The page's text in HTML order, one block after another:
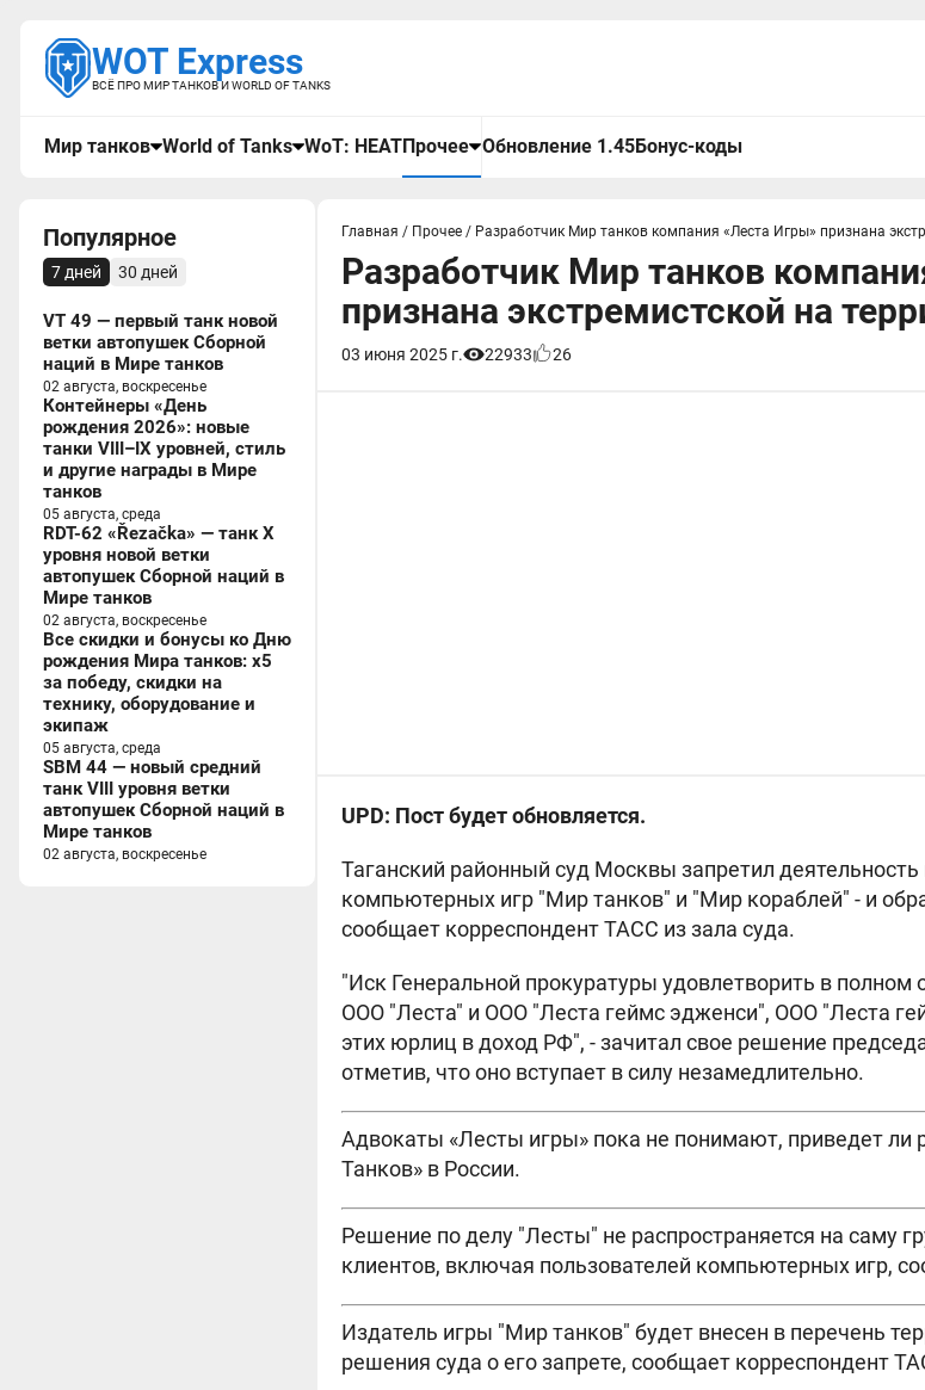
WOT Express
ВСЁ ПРО МИР ТАНКОВ И WORLD OF TANKS
Мир танков World of Tanks WoT: HEATПрочее Обновление 1.45Бонус-коды
Популярное
7 дней 30 дней
VT 49 — первый танк новой
ветки автопушек Сборной
наций в Мире танков
02 августа, воскресенье
Контейнеры «День
рождения 2026»: новые
танки VIII–IX уровней, стиль
и другие награды в Мире
танков
05 августа, среда
RDT-62 «Řezačka» — танк X
уровня новой ветки
автопушек Сборной наций в
Мире танков
02 августа, воскресенье
Все скидки и бонусы ко Дню
рождения Мира танков: x5
за победу, скидки на
технику, оборудование и
экипаж
05 августа, среда
SBM 44 — новый средний
танк VIII уровня ветки
автопушек Сборной наций в
Мире танков
02 августа, воскресенье
Главная / Прочее / Разработчик Мир танков компания «Леста Игры» признана
Разработчик Мир танков
признана экстремистской на
03 июня 2025 г. 22933 26
UPD: Пост будет обновляется.
Таганский районный суд Москвы запретил
компьютерных игр "Мир танков" и "Мир кораблей" - и
сообщает корреспондент ТАСС из зала суда.
"Иск Генеральной прокуратуры удовлетворить в полном
ООО "Леста" и ООО "Леста геймс эдженси", ООО "Леста
этих юрлиц в доход РФ", - зачитал свое решение
отметив, что оно вступает в силу незамедлительно.
Адвокаты «Лесты игры» пока не понимают, приведет ли
Танков» в России.
Решение по делу "Лесты" не распространяется на саму
клиентов, включая пользователей компьютерных игр,
Издатель игры "Мир танков" будет внесен в перечень
решения суда о его запрете, сообщает корреспондент